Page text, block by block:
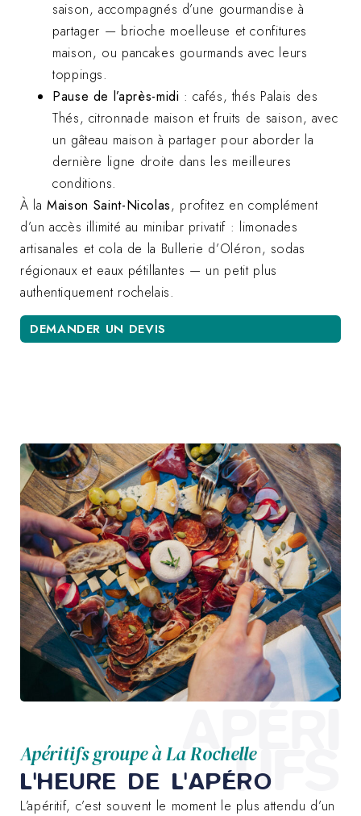
saison, accompagnés d’une gourmandise à
partager — brioche moelleuse et confitures
maison, ou pancakes gourmands avec leurs
toppings.
Pause de l’après-midi : cafés, thés Palais des
Thés, citronnade maison et fruits de saison, avec
un gâteau maison à partager pour aborder la
dernière ligne droite dans les meilleures
conditions.
À laMaison Saint-Nicolas, profitez en complément
d’un accès illimité au minibar privatif : limonades
artisanales et cola de la Bullerie d’Oléron, sodas
régionaux et eaux pétillantes — un petit plus
authentiquement rochelais.
DEMANDER UN DEVIS
APÉRI
TIFS
Apéritifs groupe à La Rochelle
L'HEURE DE L'APÉRO
L’apéritif, c’est souvent le moment le plus attendu d’un